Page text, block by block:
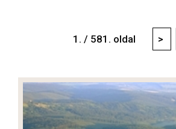
1. / 581. oldal >